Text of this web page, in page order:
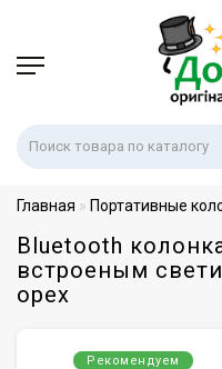
Главная Портативные
Bluetooth
встроеным
орех
Рекомендуем